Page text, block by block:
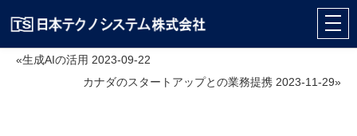
«生成AIの活用 2023-09-22
カナダのスタートアップとの業務提携 2023-11-29»